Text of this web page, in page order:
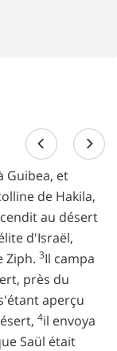
Guibea, et
de Hakila,
au désert
d'Israël,
Ziph. 3Il campa
près du
aperçu
4il envoya
Saül était